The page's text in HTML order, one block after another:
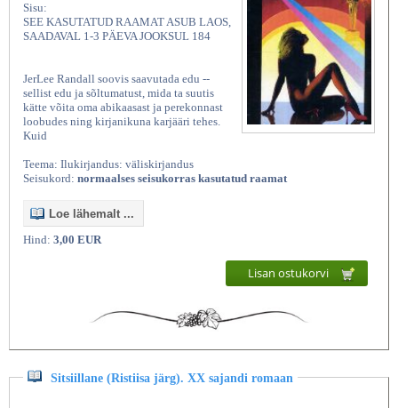
Sisu:
SEE KASUTATUD RAAMAT ASUB LAOS,
SAADAVAL 1-3 PÄEVA JOOKSUL 184
JerLee Randall soovis saavutada edu --
sellist edu ja sõltumatust, mida ta suutis
kätte võita oma abikaasast ja perekonnast
loobudes ning kirjanikuna karjääri tehes.
Kuid
Teema: Ilukirjandus: väliskirjandus
Seisukord: normaalses seisukorras kasutatud raamat
Loe lähemalt ...
Hind: 3,00 EUR
Lisan ostukorvi
Sitsiillane (Ristiisa järg). XX sajandi romaan